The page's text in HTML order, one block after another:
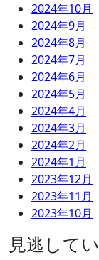
2024年10月
2024年9月
2024年8月
2024年7月
2024年6月
2024年5月
2024年4月
2024年3月
2024年2月
2024年1月
2023年12月
2023年11月
2023年10月
見逃して